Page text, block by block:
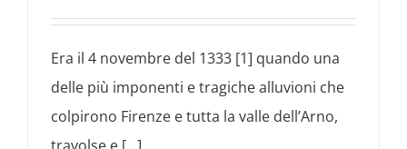
Era il 4 novembre del 1333 [1] quando una
delle più imponenti e tragiche alluvioni che
colpirono Firenze e tutta la valle dell’Arno,